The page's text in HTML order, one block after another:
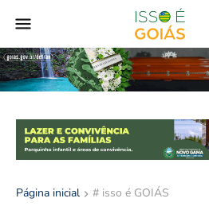
Página inicial # isso é GOIÁS